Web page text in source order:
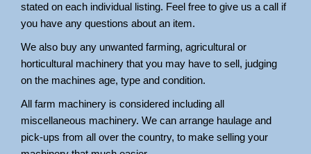
stated on each individual listing. Feel free to give us a call if
you have any questions about an item.
We also buy any unwanted farming, agricultural or
horticultural machinery that you may have to sell, judging
on the machines age, type and condition.
All farm machinery is considered including all
miscellaneous machinery. We can arrange haulage and
pick-ups from all over the country, to make selling your